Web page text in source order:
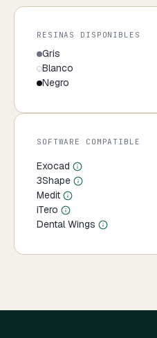
RESINAS DISPONIBLES
Gris
Blanco
Negro
SOFTWARE COMPATIBLE
Exocad
3Shape
Medit
iTero
Dental Wings